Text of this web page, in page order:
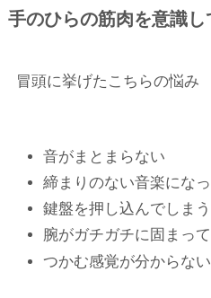
手のひらの筋肉を意識
冒頭に挙げたこちらの悩み
音がまとまらない
締まりのない音楽にな
鍵盤を押し込んでしまう
腕がガチガチに固まっ
つかむ感覚が分からない